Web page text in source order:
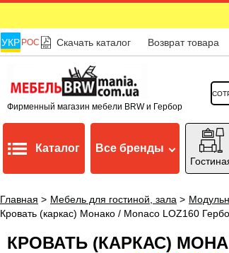
УКР РОС Скачать каталог Возврат товара
Фирменный магазин мебели BRW и Гербор
Каталог Все бренды
Главная > Мебель для гостиной, зала >
Кровать (каркас) Монако / Monaco LOZ160
КРОВАТЬ (КАРКАС)